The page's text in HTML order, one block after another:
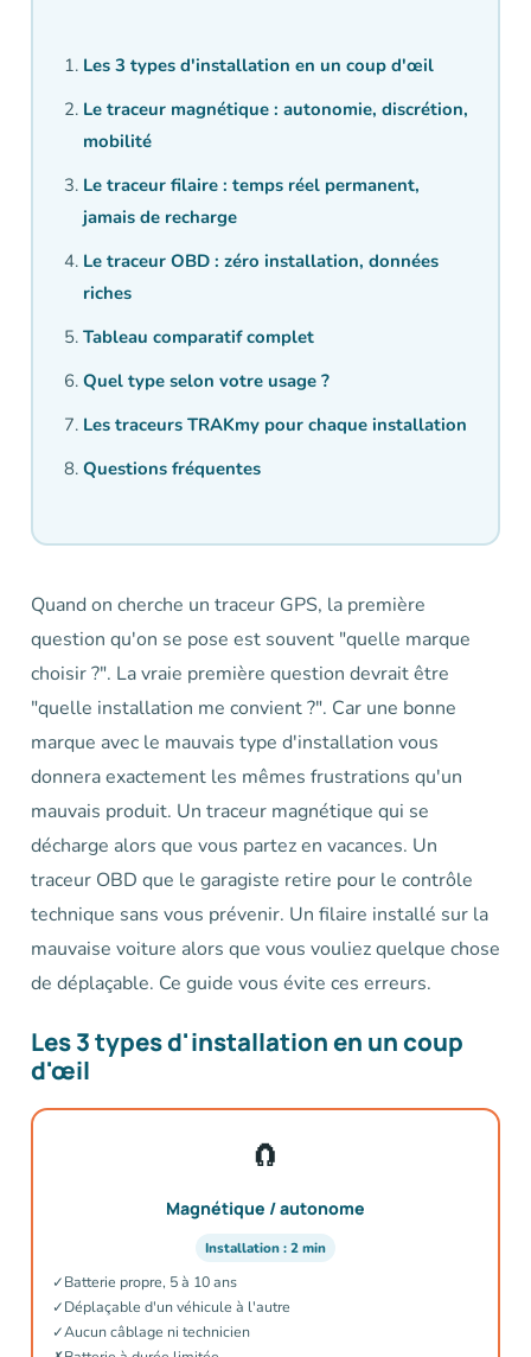
Les 3 types d'installation en un coup d'œil
Le traceur magnétique : autonomie, discrétion,
mobilité
Le traceur filaire : temps réel permanent,
jamais de recharge
Le traceur OBD : zéro installation, données
riches
Tableau comparatif complet
Quel type selon votre usage ?
Les traceurs TRAKmy pour chaque installation
Questions fréquentes
Quand on cherche un traceur GPS, la première
question qu'on se pose est souvent "quelle marque
choisir ?". La vraie première question devrait être
"quelle installation me convient ?". Car une bonne
marque avec le mauvais type d'installation vous
donnera exactement les mêmes frustrations qu'un
mauvais produit. Un traceur magnétique qui se
décharge alors que vous partez en vacances. Un
traceur OBD que le garagiste retire pour le contrôle
technique sans vous prévenir. Un filaire installé sur la
mauvaise voiture alors que vous vouliez quelque chose
de déplaçable. Ce guide vous évite ces erreurs.
Les 3 types d'installation en un coup
d'œil
🧲
Magnétique / autonome
Installation : 2 min
✓Batterie propre, 5 à 10 ans
✓Déplaçable d'un véhicule à l'autre
✓Aucun câblage ni technicien